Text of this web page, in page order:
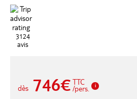
3124
avis
dès 746€ TTC
/pers.